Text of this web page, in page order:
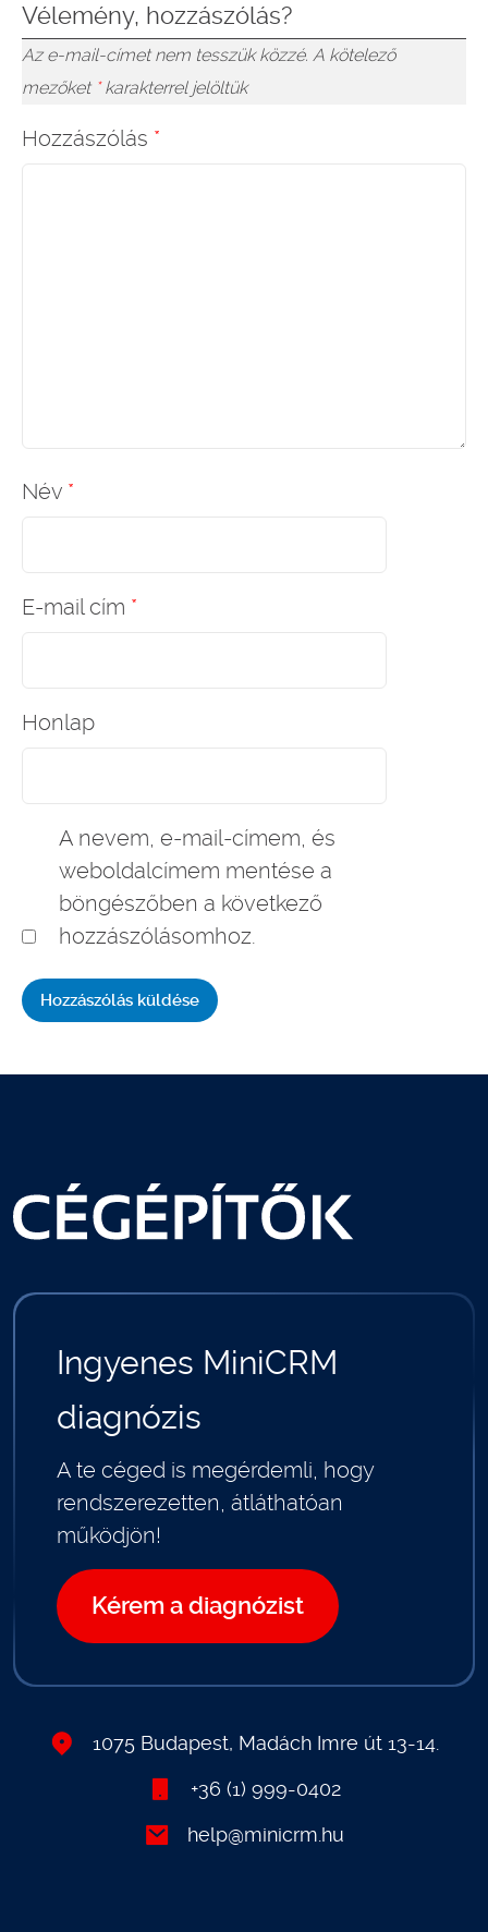
Vélemény, hozzászólás?
Az e-mail-címet nem tesszük közzé. A kötelező
mezőket *karakterrel jelöltük
Hozzászólás *
Név *
E-mail cím *
Honlap
A nevem, e-mail-címem, és
weboldalcímem mentése a
böngészőben a következő
hozzászólásomhoz.
Ingyenes MiniCRM
diagnózis
A te céged is megérdemli, hogy
rendszerezetten, átláthatóan
működjön!
Kérem a diagnózist
1075 Budapest, Madách Imre út 13-14.
+36 (1) 999-0402
help@minicrm.hu